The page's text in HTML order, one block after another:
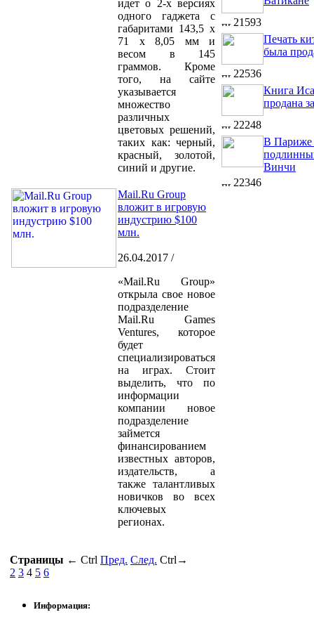
идет о 2-х версиях
одного гаджета с
габаритами 143,5 х
71 х 8,05 мм и
весом в 145
граммов. Кроме
того, на сайте
указывается
множество
различных
цветовых решений,
таких как: черный,
красный, золотой,
синий и другие.
Mail.Ru Group
вложит в игровую
индустрию $100
млн.
26.04.2017 /
«Mail.Ru Group»
открыла свое новое
подразделение
Mail.Ru Games
Ventures, которое
будет
специализироваться
на играх. Стоит
выделить, что по
информации
компании новое
подразделение
займется
финансированием
известных авторов,
издательств, а
также талантливых
новичков во всех
ключевых
регионах.
Страницы ← Ctrl Пред. След. Ctrl →
2 3 4 5 6
21593
Печать
была
22536
Книга
продана
22248
В Париже
Винчи
22346
Информация: